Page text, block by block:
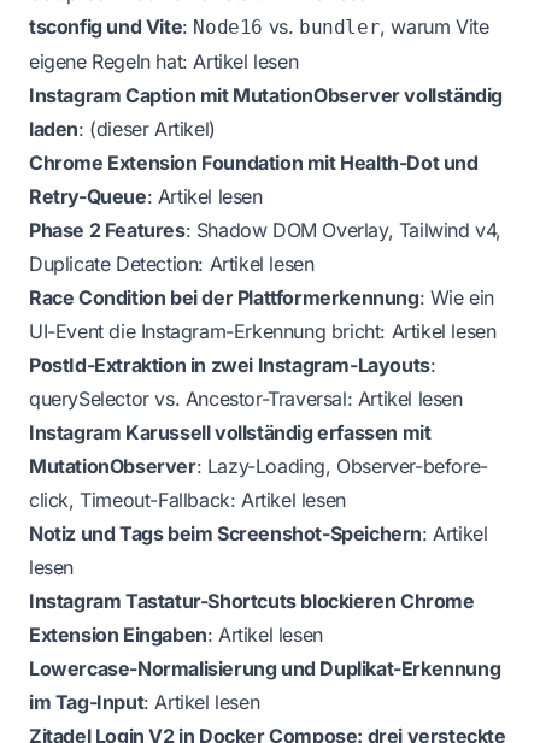
tsconfig und Vite: Node16 vs. bundler, warum Vite
eigene Regeln hat:Artikel lesen
Instagram Caption mit MutationObserver vollständig
laden: (dieser Artikel)
Chrome Extension Foundation mit Health-Dot und
Retry-Queue: Artikel lesen
Phase 2 Features: Shadow DOM Overlay, Tailwind v4,
Duplicate Detection: Artikel lesen
Race Condition bei der Plattformerkennung: Wie ein
UI-Event die Instagram-Erkennung bricht: Artikel lesen
PostId-Extraktion in zwei Instagram-Layouts:
querySelector vs. Ancestor-Traversal: Artikel lesen
Instagram Karussell vollständig erfassen mit
MutationObserver: Lazy-Loading, Observer-before-
click, Timeout-Fallback:Artikel lesen
Notiz und Tags beim Screenshot-Speichern:Artikel
lesen
Instagram Tastatur-Shortcuts blockieren Chrome
Extension Eingaben:Artikel lesen
Lowercase-Normalisierung und Duplikat-Erkennung
im Tag-Input:Artikel lesen
Zitadel Login V2 in Docker Compose: drei versteckte